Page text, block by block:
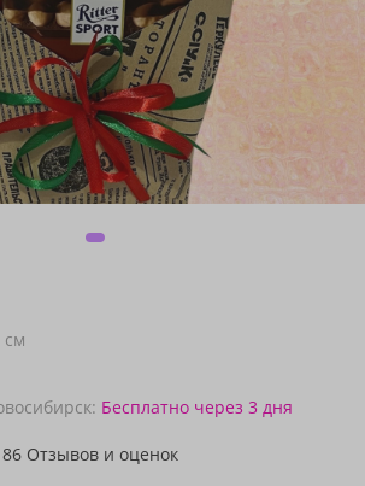
см
Бесплатно через 3 дня
Отзывов и оценок